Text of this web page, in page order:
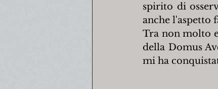
spirito di
anche l'aspetto
Tra non molto
della Domus
mi ha